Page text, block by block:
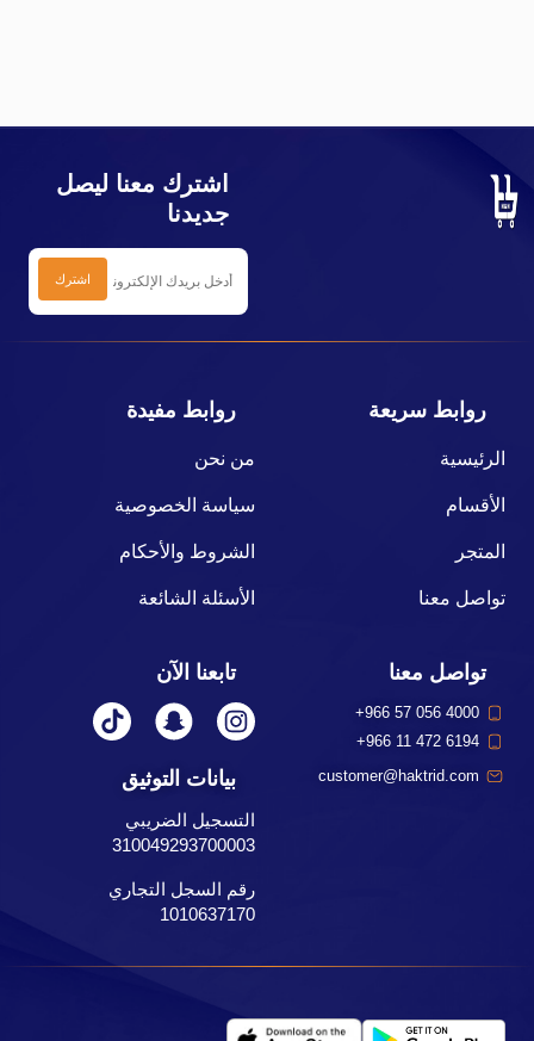
اشترك معنا ليصل
جديدنا
روابط سريعة
الرئيسية
الأقسام
المتجر
تواصل معنا
روابط مفيدة
من نحن
سياسة الخصوصية
الشروط والأحكام
الأسئلة الشائعة
تواصل معنا
+966 57 056 4000
+966 11 472 6194
customer@haktrid.com
تابعنا الآن
بيانات التوثيق
التسجيل الضريبي
310049293700003
رقم السجل التجاري
1010637170